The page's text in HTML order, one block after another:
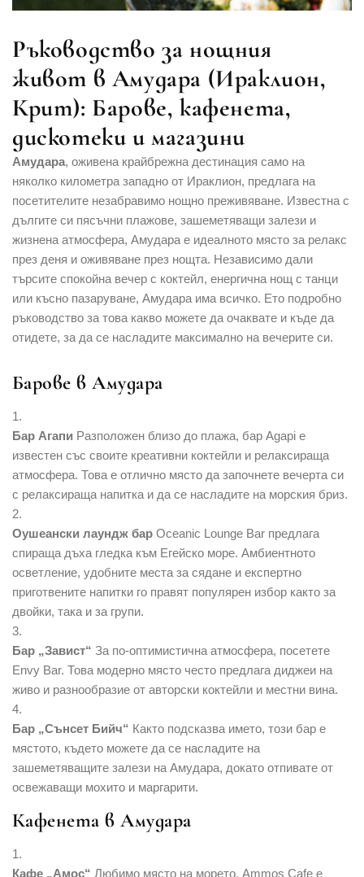
Ръководство за нощния
живот в Амудара (Ираклион,
Крит): Барове, кафенета,
дискотеки и магазини
Амудара, оживена крайбрежна дестинация само на
няколко километра западно от Ираклион, предлага на
посетителите незабравимо нощно преживяване. Известна с
дългите си пясъчни плажове, зашеметяващи залези и
жизнена атмосфера, Амудара е идеалното място за релакс
през деня и оживяване през нощта. Независимо дали
търсите спокойна вечер с коктейл, енергична нощ с танци
или късно пазаруване, Амудара има всичко. Ето подробно
ръководство за това какво можете да очаквате и къде да
отидете, за да се насладите максимално на вечерите си.
Барове в Амудара
Бар Агапи Разположен близо до плажа, бар Agapi е
известен със своите креативни коктейли и релаксираща
атмосфера. Това е отлично място да започнете вечерта си
с релаксираща напитка и да се насладите на морския бриз.
Оушеански лаундж бар Oceanic Lounge Bar предлага
спираща дъха гледка към Егейско море. Амбиентното
осветление, удобните места за сядане и експертно
приготвените напитки го правят популярен избор както за
двойки, така и за групи.
Бар „Завист“ За по-оптимистична атмосфера, посетете
Envy Bar. Това модерно място често предлага диджеи на
живо и разнообразие от авторски коктейли и местни вина.
Бар „Сънсет Бийч“ Както подсказва името, този бар е
мястото, където можете да се насладите на
зашеметяващите залези на Амудара, докато отпивате от
освежаващи мохито и маргарити.
Кафенета в Амудара
Кафе „Амос“ Любимо място на морето, Ammos Cafe е